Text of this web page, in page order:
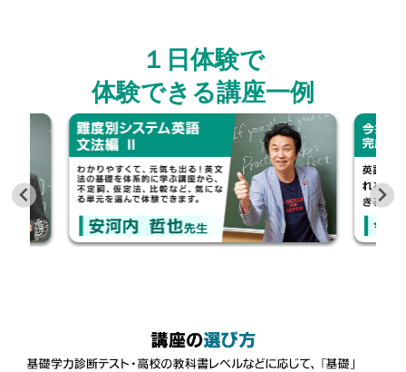
１日体験で
体験できる講座一例